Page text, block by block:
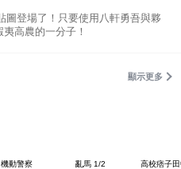
圖登場了！只要使用八軒勇吾與夥
高農的一分子！
顯示更多
機動警察 亂馬 1/2 高校痞子